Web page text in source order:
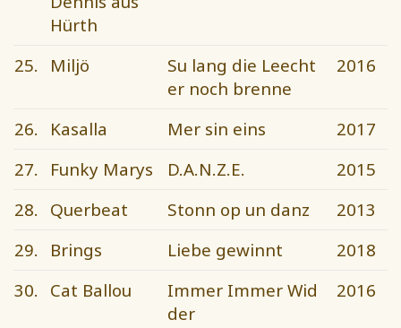
Hürth
25. Miljö
Su lang die Leecht
er noch brenne
2016
26. Kasalla Mer sin eins
2017
27.
Funky Marys D.A.N.Z.E.
2015
28.
Querbeat Stonn op un danz
2013
29.
Brings Liebe gewinnt
2018
30.
Cat Ballou
Immer Immer Wid
der
2016